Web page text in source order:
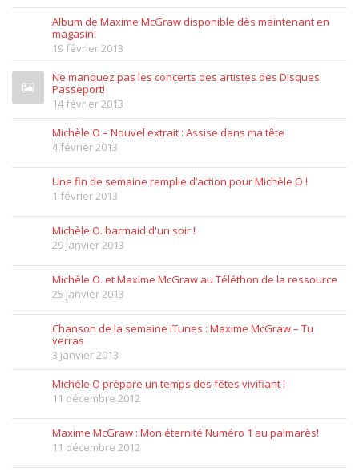
Album de Maxime McGraw disponible dès maintenant en
magasin!
19 février 2013
Ne manquez pas les concerts des artistes des Disques
Passeport!
14 février 2013
Michèle O – Nouvel extrait : Assise dans ma tête
4 février 2013
Une fin de semaine remplie d’action pour Michèle O !
1 février 2013
Michèle O. barmaid d'un soir !
29 janvier 2013
Michèle O. et Maxime McGraw au Téléthon de la ressource
25 janvier 2013
Chanson de la semaine iTunes : Maxime McGraw – Tu
verras
3 janvier 2013
Michèle O prépare un temps des fêtes vivifiant !
11 décembre 2012
Maxime McGraw : Mon éternité Numéro 1 au palmarès!
11 décembre 2012